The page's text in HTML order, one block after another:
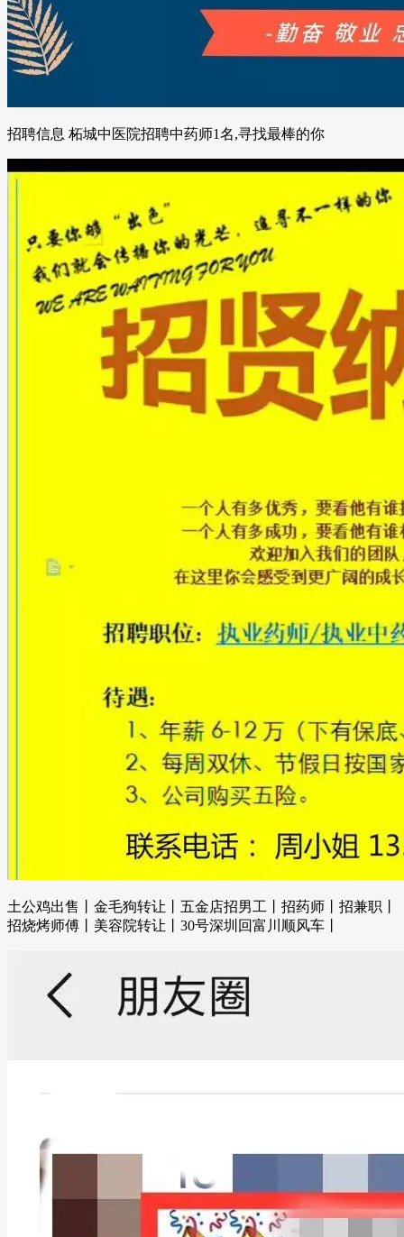
招聘信息 柘城中医院招聘中药师1名,寻找最棒的你
土公鸡出售丨金毛狗转让丨五金店招男工丨招药师丨招兼职丨
招烧烤师傅丨美容院转让丨30号深圳回富川顺风车丨